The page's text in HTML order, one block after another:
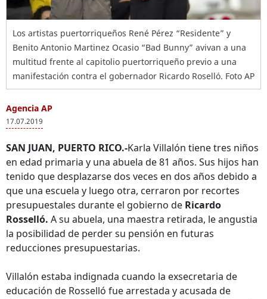
Los artistas puertorriqueños René Pérez “Residente” y
Benito Antonio Martinez Ocasio “Bad Bunny” avivan a una
multitud frente al capitolio puertorriqueño previo a una
manifestación contra el gobernador Ricardo Roselló. Foto AP
Agencia AP
17.07.2019
SAN JUAN, PUERTO RICO.-Karla Villalón tiene tres niños
en edad primaria y una abuela de 81 años. Sus hijos han
tenido que desplazarse dos veces en dos años debido a
que una escuela y luego otra, cerraron por recortes
presupuestales durante el gobierno de Ricardo
Rosselló. A su abuela, una maestra retirada, le angustia
la posibilidad de perder su pensión en futuras
reducciones presupuestarias.
Villalón estaba indignada cuando la exsecretaria de
educación de Rosselló fue arrestada y acusada de